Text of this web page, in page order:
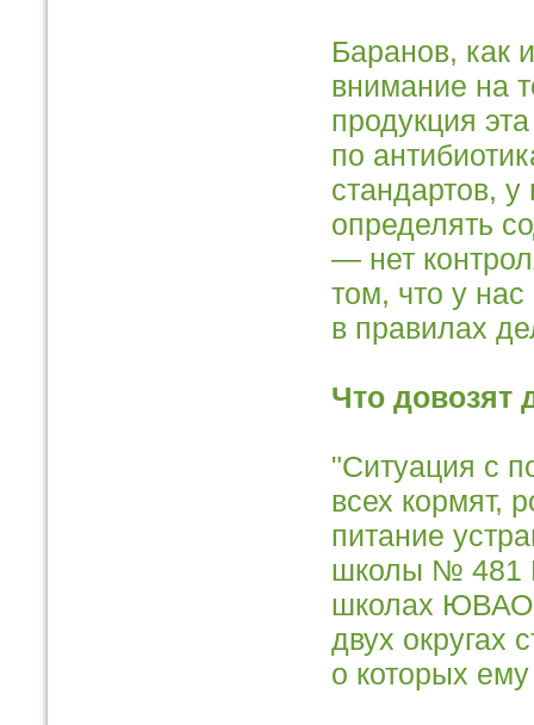
Баранов, как
внимание на
продукция
по
стандартов,
определять
— нет
том, что у
в правилах
Что довозят
"Ситуация с
всех кормят,
питание
школы № 481
школах ЮВАО
двух округах
о которых